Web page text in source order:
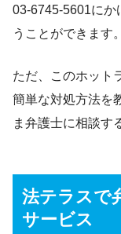
03-6745-5601にか
うことができます。
ただ、このホット
簡単な対処方法を
ま弁護士に相談す
法テラスで
サービス